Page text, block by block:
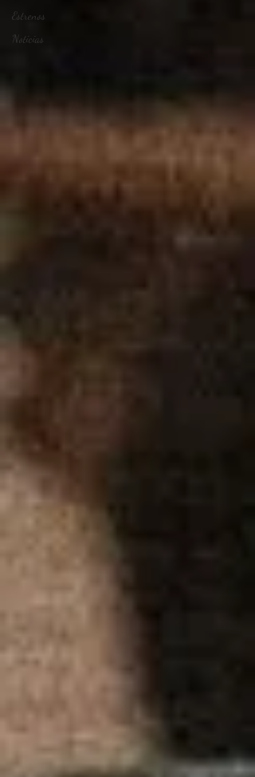
Estrenos
Noticias